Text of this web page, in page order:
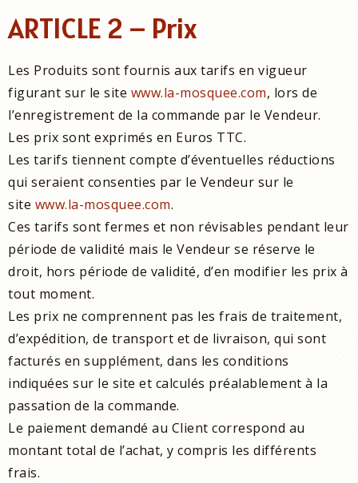
ARTICLE 2 – Prix
Les Produits sont fournis aux tarifs en vigueur
figurant sur le site www.la-mosquee.com, lors de
l’enregistrement de la commande par le Vendeur.
Les prix sont exprimés en Euros TTC.
Les tarifs tiennent compte d’éventuelles réductions
qui seraient consenties par le Vendeur sur le
site www.la-mosquee.com.
Ces tarifs sont fermes et non révisables pendant leur
période de validité mais le Vendeur se réserve le
droit, hors période de validité, d’en modifier les prix à
tout moment.
Les prix ne comprennent pas les frais de traitement,
d’expédition, de transport et de livraison, qui sont
facturés en supplément, dans les conditions
indiquées sur le site et calculés préalablement à la
passation de la commande.
Le paiement demandé au Client correspond au
montant total de l’achat, y compris les différents
frais.